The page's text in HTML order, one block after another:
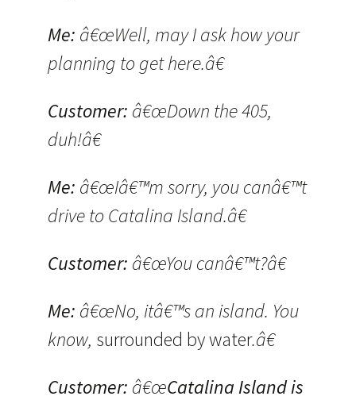
Me: â€œWell, may I ask how your
planning to get here.â€
Customer: â€œDown the 405,
duh!â€
Me: â€œIâ€™m sorry, you canâ€™t
drive to Catalina Island.â€
Customer: â€œYou canâ€™t?â€
Me: â€œNo, itâ€™s an island. You
know, surrounded by water.â€
Customer: â€œCatalina Island is